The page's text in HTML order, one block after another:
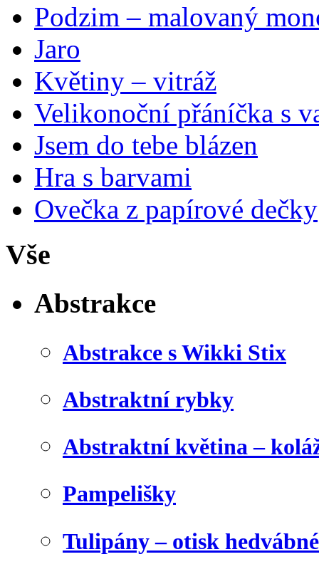
Podzim – malovaný
Jaro
Květiny – vitráž
Velikonoční přáníčka s
Jsem do tebe blázen
Hra s barvami
Ovečka z papírové dečky
Vše
Abstrakce
Abstrakce s Wikki Stix
Abstraktní rybky
Abstraktní květina –
Pampelišky
Tulipány – otisk